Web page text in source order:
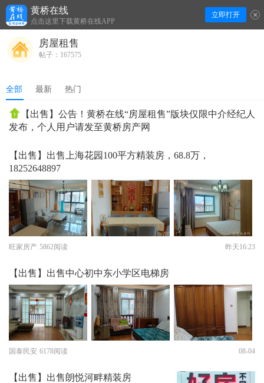
黄桥在线
点击这里下载黄桥在线APP
立即打开
房屋租售
帖子：167575
全部 最新 热门
【出售】公告！黄桥在线“房屋租售”版块仅限中介经纪人
发布，个人用户请发至黄桥房产网
【出售】出售上海花园100平方精装房，68.8万，
18252648897
旺家房产 5862阅读 昨天16:23
【出售】出售中心初中东小学区电梯房
国泰民安 6178阅读 08-04
【出售】出售朗悦河畔精装房